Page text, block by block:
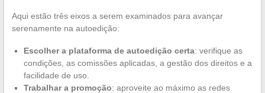
Aqui estão três eixos a serem examinados para avançar
serenamente na autoedição:
Escolher a plataforma de autoedição certa: verifique as
condições, as comissões aplicadas, a gestão dos direitos e a
facilidade de uso.
Trabalhar a promoção: aproveite ao máximo as redes